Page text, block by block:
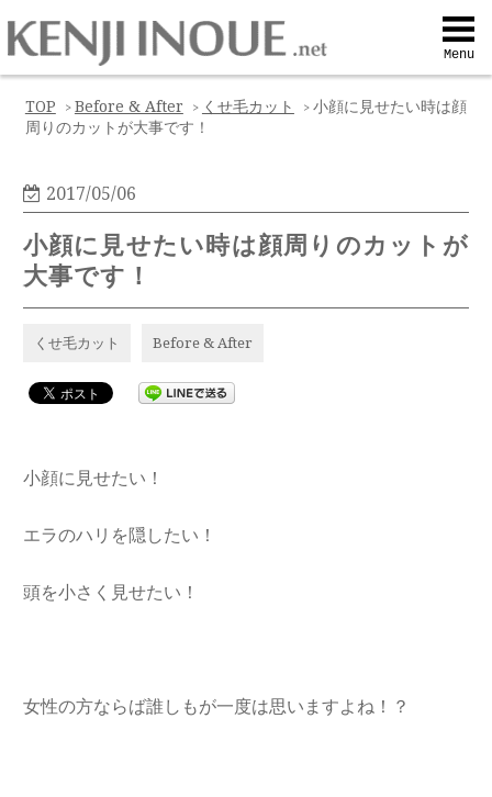
Menu
Q&A
Menu
TOP > Before & After > くせ毛カット > 小顔に見せたい時は顔
周りのカットが大事です！
2017/05/06
小顔に見せたい時は顔周りのカットが
大事です！
くせ毛カット Before & After
小顔に見せたい！
エラのハリを隠したい！
頭を小さく見せたい！
女性の方ならば誰しもが一度は思いますよね！？